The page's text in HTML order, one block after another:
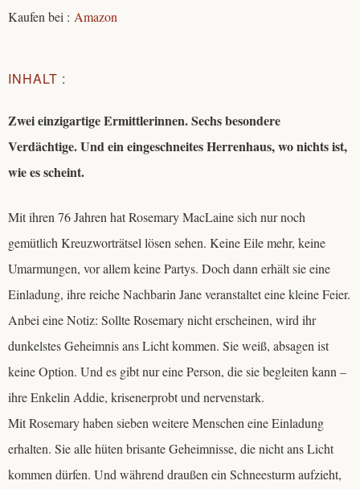
Kaufen bei : Amazon
INHALT :
Zwei einzigartige Ermittlerinnen. Sechs besondere
Verdächtige. Und ein eingeschneites Herrenhaus, wo nichts ist,
wie es scheint.
Mit ihren 76 Jahren hat Rosemary MacLaine sich nur noch
gemütlich Kreuzworträtsel lösen sehen. Keine Eile mehr, keine
Umarmungen, vor allem keine Partys. Doch dann erhält sie eine
Einladung, ihre reiche Nachbarin Jane veranstaltet eine kleine Feier.
Anbei eine Notiz: Sollte Rosemary nicht erscheinen, wird ihr
dunkelstes Geheimnis ans Licht kommen. Sie weiß, absagen ist
keine Option. Und es gibt nur eine Person, die sie begleiten kann –
ihre Enkelin Addie, krisenerprobt und nervenstark.
Mit Rosemary haben sieben weitere Menschen eine Einladung
erhalten. Sie alle hüten brisante Geheimnisse, die nicht ans Licht
kommen dürfen. Und während draußen ein Schneesturm aufzieht,